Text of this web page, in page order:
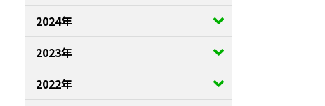
2024年
2023年
2022年